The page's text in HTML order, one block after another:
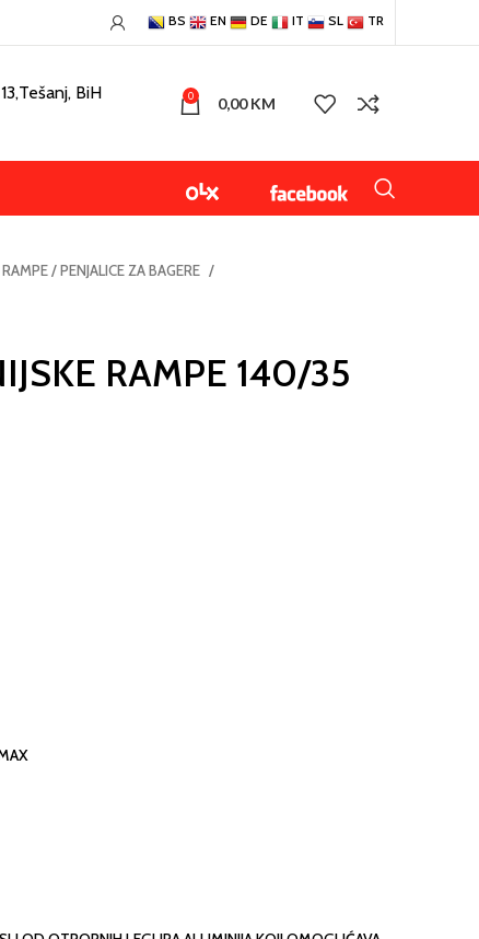
BS EN DE IT SL TR
BiH 0 0,00KM
RAMPE / PENJALICE ZA BAGERE
RAMPE 140/35